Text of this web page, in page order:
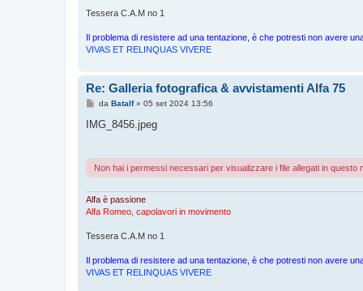
Tessera C.A.M no 1
Il problema di resistere ad una tentazione, è che potresti non avere
VIVAS ET RELINQUAS VIVERE
Re: Galleria fotografica & avvistamenti Alfa 75
M
s
g
i
o
da Batalf» 05 set 2024 13:56
IMG_8456.jpeg
Non hai i permessi necessari per visualizzare i file allegati in questo
Alfa è passione
Alfa Romeo, capolavori in movimento
Tessera C.A.M no 1
Il problema di resistere ad una tentazione, è che potresti non avere
VIVAS ET RELINQUAS VIVERE